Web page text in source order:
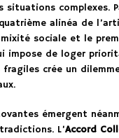
situations complexes.
alinéa de
mixité sociale et le
impose de loger
fragiles crée un
émergent
L’Accord